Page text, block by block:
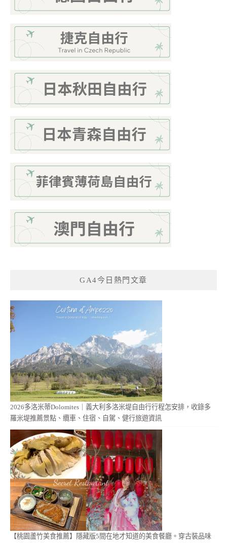
GA4今日熱門文章
2026多洛米蒂Dolomites｜義大利多洛米堤自由行行程怎安排，收錄多
羅米堤推薦景點、纜車、住宿、自駕、健行旅遊資訊
【桃園蘆竹美食推薦】隱藏版5間在地才知道的美食餐廳。穿古裝品味